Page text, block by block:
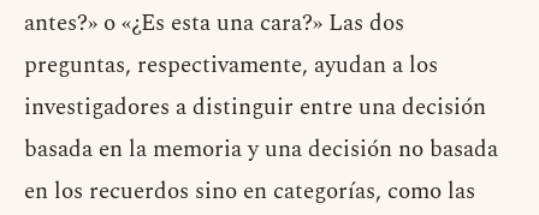
antes?» o «¿Es esta una cara?» Las dos
preguntas, respectivamente, ayudan a los
investigadores a distinguir entre una decisión
basada en la memoria y una decisión no basada
en los recuerdos sino en categorías, como las